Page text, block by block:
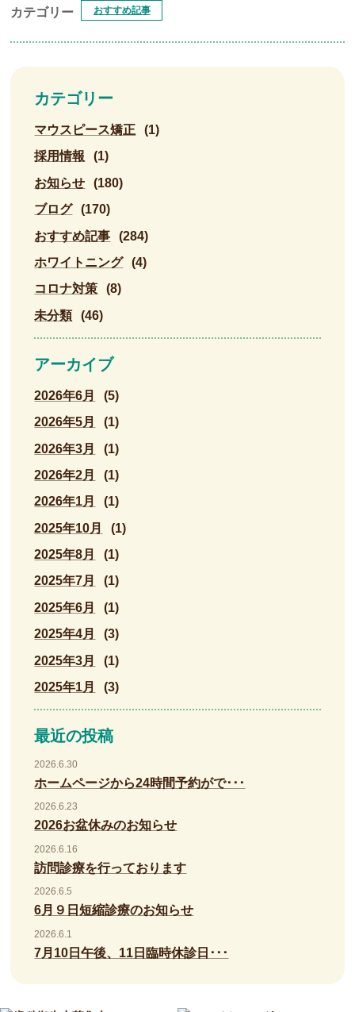
カテゴリー おすすめ記事
カテゴリー
マウスピース矯正
(1)
採用情報
(1)
お知らせ
(180)
ブログ
(170)
おすすめ記事
(284)
ホワイトニング
(4)
コロナ対策
(8)
未分類
(46)
アーカイブ
2026年6月
(5)
2026年5月
(1)
2026年3月
(1)
2026年2月
(1)
2026年1月
(1)
2025年10月
(1)
2025年8月
(1)
2025年7月
(1)
2025年6月
(1)
2025年4月
(3)
2025年3月
(1)
2025年1月
(3)
最近の投稿
2026.6.30
ホームページから24時間予約がで･･･
2026.6.23
2026お盆休みのお知らせ
2026.6.16
訪問診療を行っております
2026.6.5
6月９日短縮診療のお知らせ
2026.6.1
7月10日午後、11日臨時休診日･･･